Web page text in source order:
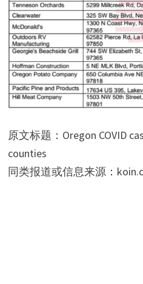
原文标题：Oregon COVID
counties
同类报道或信息来源：